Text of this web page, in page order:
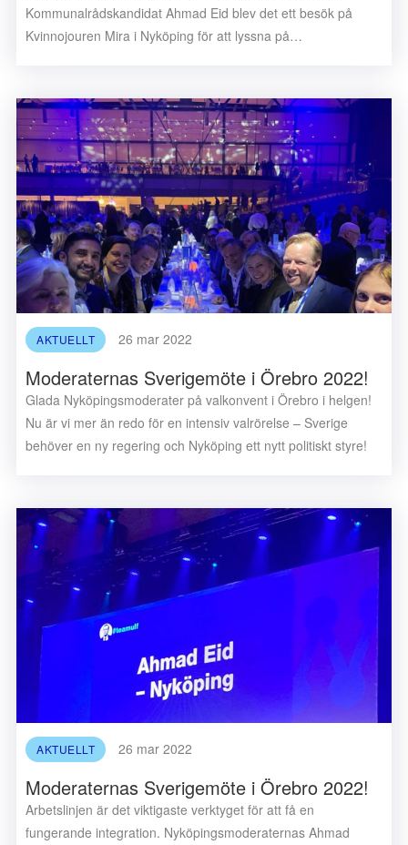
Kommunalrådskandidat Ahmad Eid blev det ett besök på
Kvinnojouren Mira i Nyköping för att lyssna på…
AKTUELLT 26 mar 2022
Moderaternas Sverigemöte i Örebro 2022!
Glada Nyköpingsmoderater på valkonvent i Örebro i helgen!
Nu är vi mer än redo för en intensiv valrörelse – Sverige
behöver en ny regering och Nyköping ett nytt politiskt styre!
AKTUELLT 26 mar 2022
Moderaternas Sverigemöte i Örebro 2022!
Arbetslinjen är det viktigaste verktyget för att få en
fungerande integration. Nyköpingsmoderaternas Ahmad